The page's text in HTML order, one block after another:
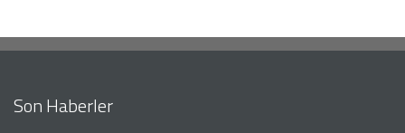
Son Haberler